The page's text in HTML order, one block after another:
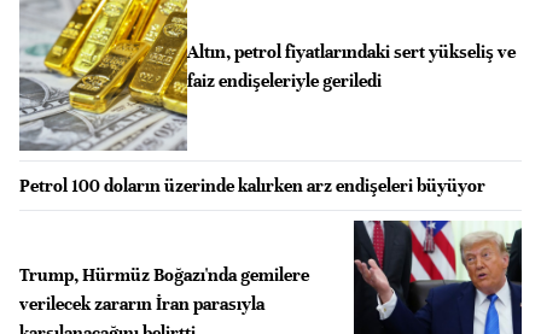
Altın, petrol fiyatlarındaki sert yükseliş ve
faiz endişeleriyle geriledi
Petrol 100 doların üzerinde kalırken arz endişeleri büyüyor
Trump, Hürmüz Boğazı'nda gemilere
verilecek zararın İran parasıyla